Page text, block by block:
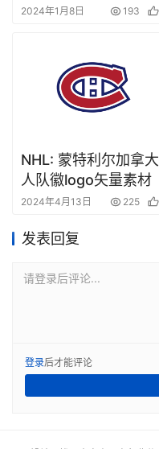
素材
2024年1月8日 193
NHL: 蒙特利尔加拿大
人队徽logo矢量素材
2024年4月13日 225
发表回复
请登录后评论...
登录后才能评论